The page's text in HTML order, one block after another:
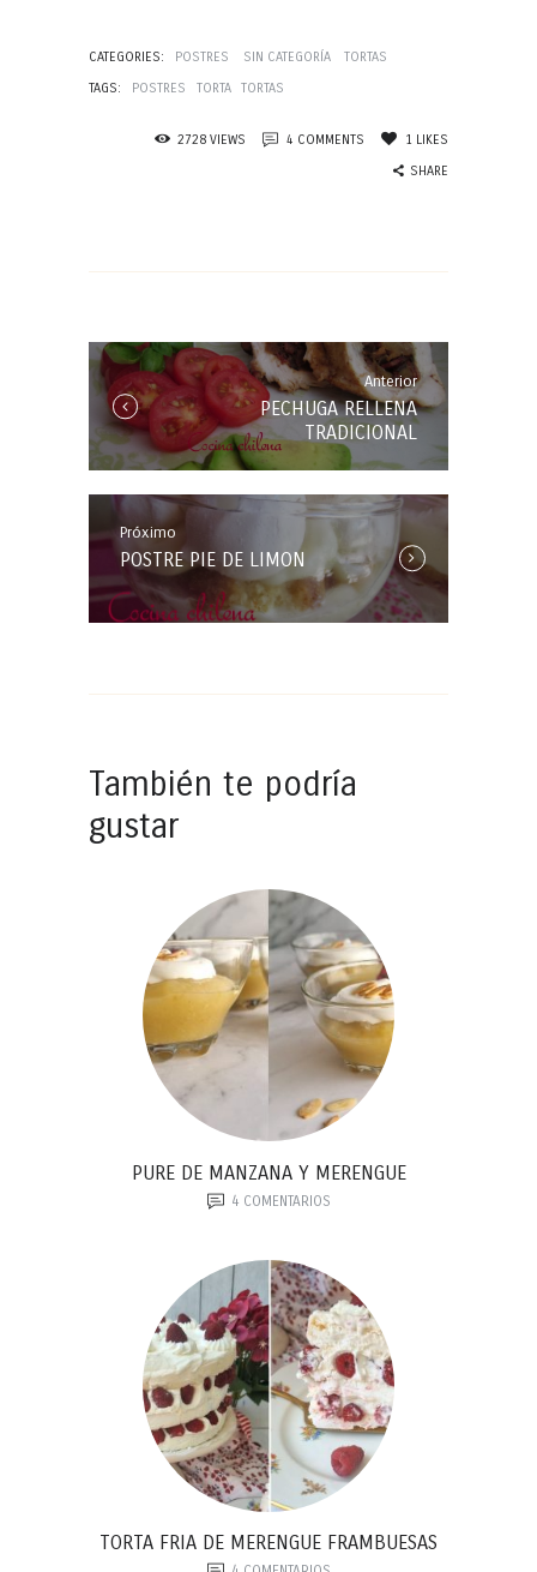
CATEGORIES: POSTRES SIN CATEGORÍA
TORTAS
TAGS:
POSTRES TORTA TORTAS
2728 VIEWS 4 COMMENTS 1 LIKES
SHARE
entradas
AnteriorAnterior
Entrada:
PECHUGA RELLENA
TRADICIONAL
Próximo
Entrada:
POSTRE PIE DE LIMON
También te podría
gustar
PURE DE MANZANA Y MERENGUE
4COMENTARIOS
TORTA FRIA DE MERENGUE FRAMBUESAS